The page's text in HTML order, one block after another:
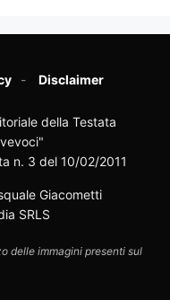
Disclaimer
della Testata
n. 3 del 10/02/2011
Giacometti
SRLS
delle immagini presenti sul